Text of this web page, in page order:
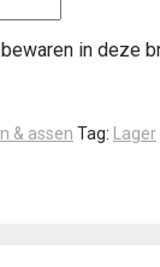
in deze
& assen Tag: Lager